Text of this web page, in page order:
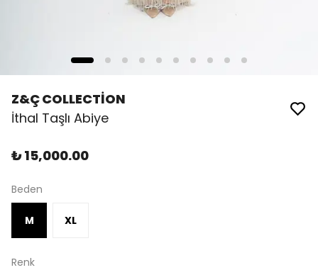
Z&Ç COLLECTİON
İthal Taşlı Abiye
₺ 15,000.00
Beden
M XL
Renk